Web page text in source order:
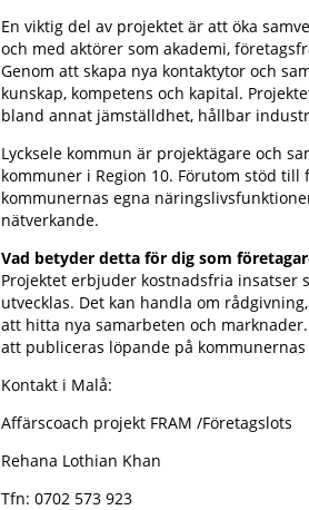
En viktig del av projektet är att öka
och med aktörer som akademi,
Genom att skapa nya kontaktytor och
kunskap, kompetens och kapital.
bland annat jämställdhet, hållbar
Lycksele kommun är projektägare och
kommuner i Region 10. Förutom stöd
kommunernas egna
nätverkande.
Vad betyder detta för dig som
Projektet erbjuder kostnadsfria insatser
utvecklas. Det kan handla om
att hitta nya samarbeten och
att publiceras löpande på
Kontakt i Malå:
Affärscoach projekt FRAM /Företagslots
Rehana Lothian Khan
Tfn: 0702 573 923